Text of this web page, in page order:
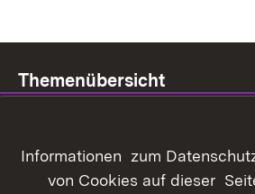
Themenübersicht
Informationen zum
von Cookies auf dieser